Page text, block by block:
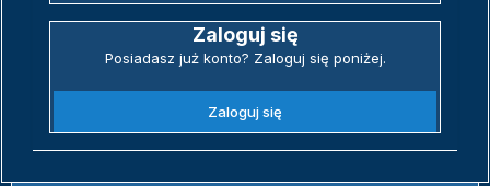
Zaloguj się
Posiadasz już konto? Zaloguj się poniżej.
Zaloguj się